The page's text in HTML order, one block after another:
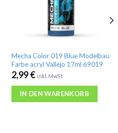
Mecha Color 019 Blue Modelbau
Farbe acryl Vallejo 17ml 69019
2,99€ inkl. MwSt
IN DEN WARENKORB